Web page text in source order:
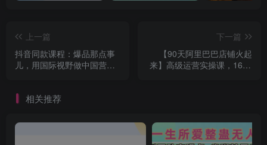
上一篇
抖音同款课程：爆品那点事
儿，用国际视野做中国营销
下一篇
【90天阿里巴巴店铺火起
来】高级运营实操课，1688
相关推荐